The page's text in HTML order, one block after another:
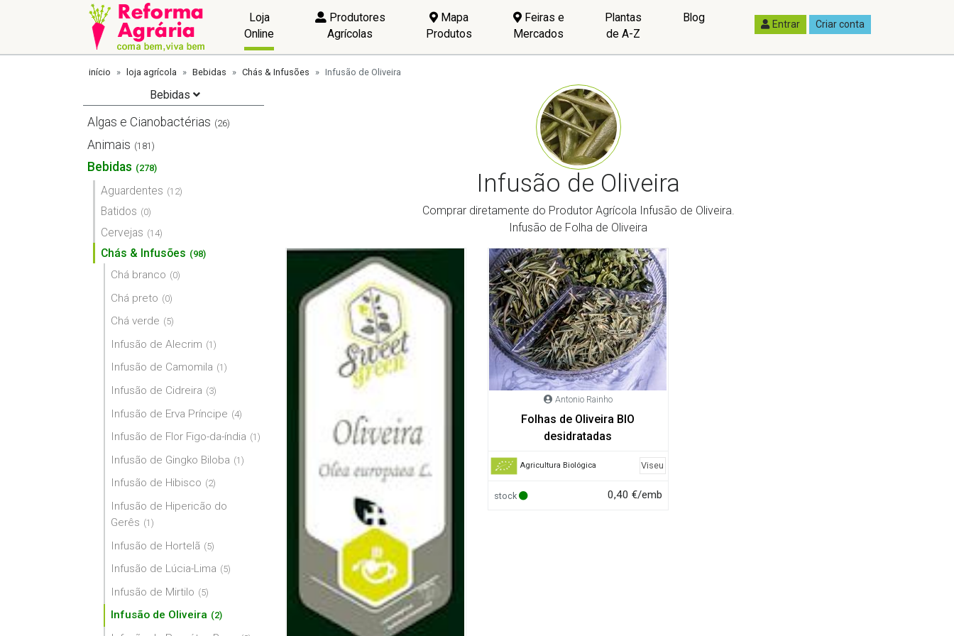
Loja
Online
Produtores
Agrícolas
Mapa
Produtos
Feiras e
Mercados
Plantas
de A-Z
Blog Entrar Criar conta
início loja agrícola Bebidas Chás & Infusões Infusão de Oliveira
Bebidas
Algas e Cianobactérias (26)
Animais (181)
Bebidas (278)
Aguardentes (12)
Batidos (0)
Cervejas (14)
Chás & Infusões (98)
Chá branco (0)
Chá preto (0)
Chá verde (5)
Infusão de Alecrim (1)
Infusão de Camomila (1)
Infusão de Cidreira (3)
Infusão de Erva Príncipe (4)
Infusão de Flor Figo-da-índia (1)
Infusão de Gingko Biloba (1)
Infusão de Hibisco (2)
Infusão de Hipericão do
Gerês (1)
Infusão de Hortelã (5)
Infusão de Lúcia-Lima (5)
Infusão de Mirtilo (5)
Infusão de Oliveira (2)
Infusão de Oliveira
Comprar diretamente do Produtor Agrícola Infusão de Oliveira.
Infusão de Folha de Oliveira
Antonio Rainho
Folhas de Oliveira BIO
desidratadas
Agricultura Biológica Viseu
stock 0,40 €/emb